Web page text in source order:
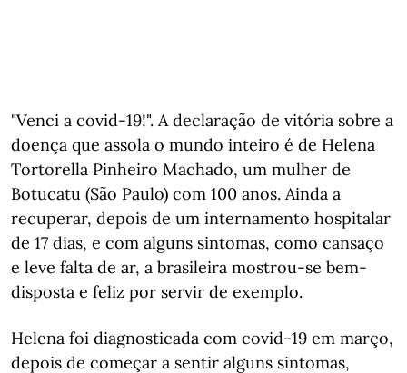
"Venci a covid-19!". A declaração de vitória sobre a
doença que assola o mundo inteiro é de Helena
Tortorella Pinheiro Machado, um mulher de
Botucatu (São Paulo) com 100 anos. Ainda a
recuperar, depois de um internamento hospitalar
de 17 dias, e com alguns sintomas, como cansaço
e leve falta de ar, a brasileira mostrou-se bem-
disposta e feliz por servir de exemplo.
Helena foi diagnosticada com covid-19 em março,
depois de começar a sentir alguns sintomas,